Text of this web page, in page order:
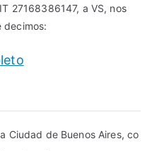
27168386147, a VS, nos
decimos:
Ciudad de Buenos Aires, co